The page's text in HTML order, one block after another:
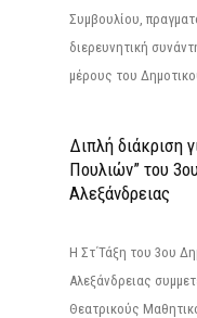
Συμβουλίου,
διερευνητική
μέρους του
Διπλή διάκριση
Πουλιών” του
Αλεξάνδρειας
Η Στ΄Τάξη του 3ου
Αλεξάνδρειας
Θεατρικούς